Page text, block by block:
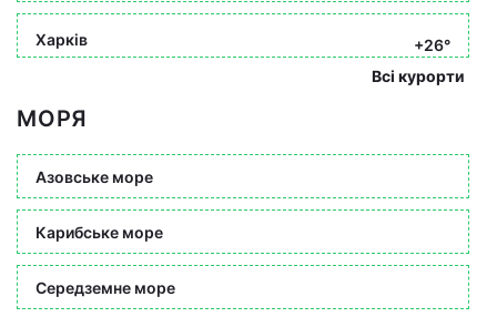
Харків
+26°
Всі курорти
МОРЯ
Азовське море
Карибське море
Середземне море